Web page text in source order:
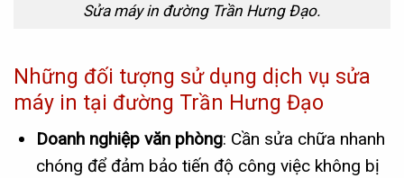
Sửa máy in đường Trần Hưng Đạo.
Những đối tượng sử dụng dịch vụ sửa
máy in tại đường Trần Hưng Đạo
Doanh nghiệp văn phòng: Cần sửa chữa nhanh
chóng để đảm bảo tiến độ công việc không bị